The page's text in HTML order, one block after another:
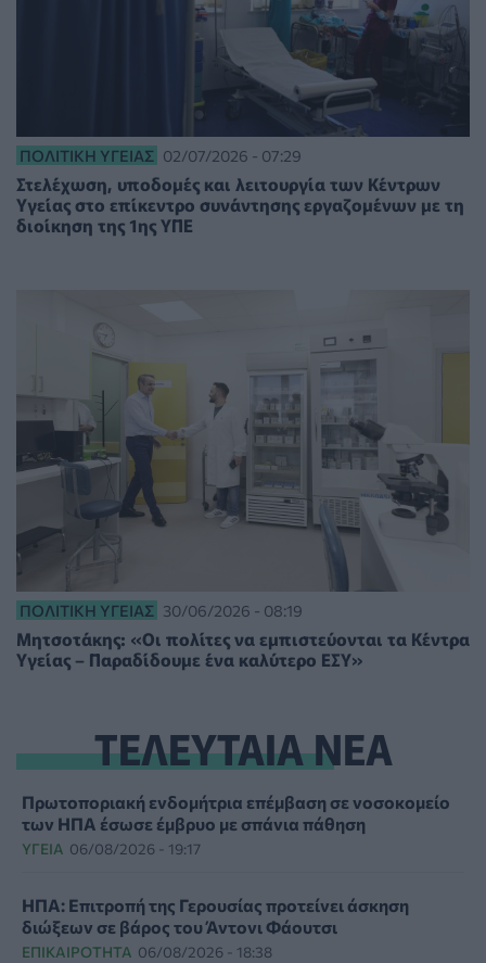
ΠΟΛΙΤΙΚΉ ΥΓΕΊΑΣ 02/07/2026 - 07:29
Στελέχωση, υποδομές και λειτουργία των Κέντρων
Υγείας στο επίκεντρο συνάντησης εργαζομένων με τη
διοίκηση της 1ης ΥΠΕ
ΠΟΛΙΤΙΚΉ ΥΓΕΊΑΣ 30/06/2026 - 08:19
Μητσοτάκης: «Οι πολίτες να εμπιστεύονται τα Κέντρα
Υγείας – Παραδίδουμε ένα καλύτερο ΕΣΥ»
ΤΕΛΕΥΤΑΙΑ ΝΕΑ
Πρωτοποριακή ενδομήτρια επέμβαση σε νοσοκομείο
των ΗΠΑ έσωσε έμβρυο με σπάνια πάθηση
ΥΓΕΊΑ 06/08/2026 - 19:17
ΗΠΑ: Επιτροπή της Γερουσίας προτείνει άσκηση
διώξεων σε βάρος του Άντονι Φάουτσι
ΕΠΙΚΑΙΡΌΤΗΤΑ 06/08/2026 - 18:38